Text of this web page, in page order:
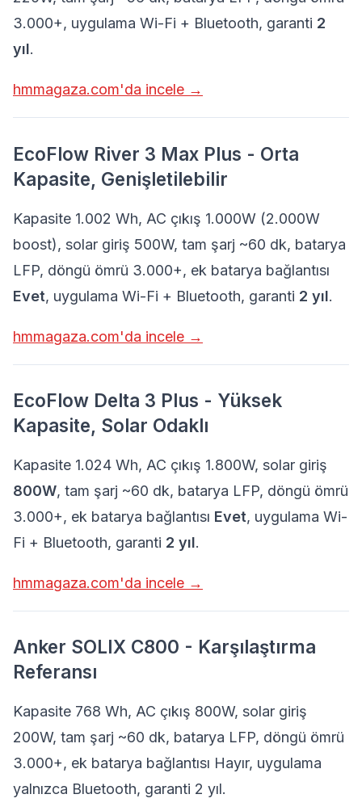
3.000+, uygulama Wi-Fi + Bluetooth, garanti 2
yıl.
hmmagaza.com'da incele →
EcoFlow River 3 Max Plus - Orta
Kapasite, Genişletilebilir
Kapasite 1.002 Wh, AC çıkış 1.000W (2.000W
boost), solar giriş 500W, tam şarj ~60 dk, batarya
LFP, döngü ömrü 3.000+, ek batarya bağlantısı
Evet, uygulama Wi-Fi + Bluetooth, garanti 2 yıl.
hmmagaza.com'da incele →
EcoFlow Delta 3 Plus - Yüksek
Kapasite, Solar Odaklı
Kapasite 1.024 Wh, AC çıkış 1.800W, solar giriş
800W, tam şarj ~60 dk, batarya LFP, döngü ömrü
3.000+, ek batarya bağlantısı Evet, uygulama Wi-
Fi + Bluetooth, garanti 2 yıl.
hmmagaza.com'da incele →
Anker SOLIX C800 - Karşılaştırma
Referansı
Kapasite 768 Wh, AC çıkış 800W, solar giriş
200W, tam şarj ~60 dk, batarya LFP, döngü ömrü
3.000+, ek batarya bağlantısı Hayır, uygulama
yalnızca Bluetooth, garanti 2 yıl.